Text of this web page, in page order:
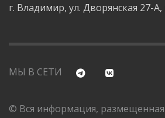
г. Владимир, ул. Дворянская 27-А,
МЫ В СЕТИ
© Вся информация, размещенная